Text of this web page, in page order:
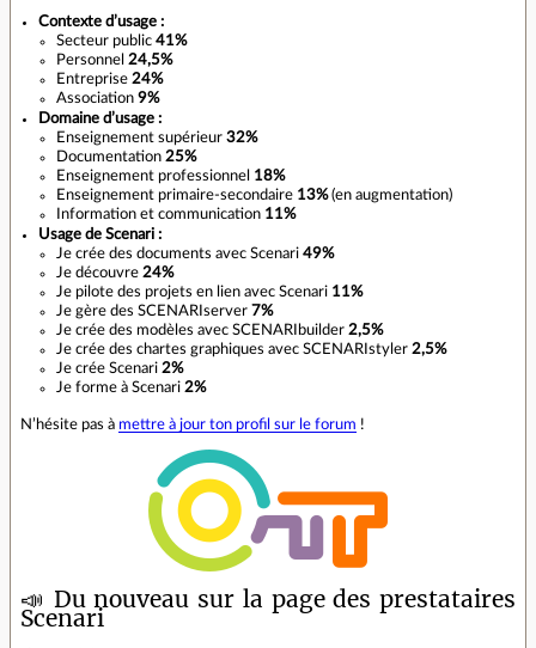
Contexte d’usage :
Secteur public 41%
Personnel 24,5%
Entreprise 24%
Association 9%
Domaine d’usage :
Enseignement supérieur 32%
Documentation 25%
Enseignement professionnel 18%
Enseignement primaire-secondaire 13%(en augmentation)
Information et communication 11%
Usage de Scenari :
Je crée des documents avec Scenari 49%
Je découvre 24%
Je pilote des projets en lien avec Scenari 11%
Je gère des SCENARIserver 7%
Je crée des modèles avec SCENARIbuilder 2,5%
Je crée des chartes graphiques avec SCENARIstyler 2,5%
Je crée Scenari 2%
Je forme à Scenari 2%
N’hésite pas à mettre à jour ton profil sur le forum !
📣 Du nouveau sur la page des prestataires
Scenari